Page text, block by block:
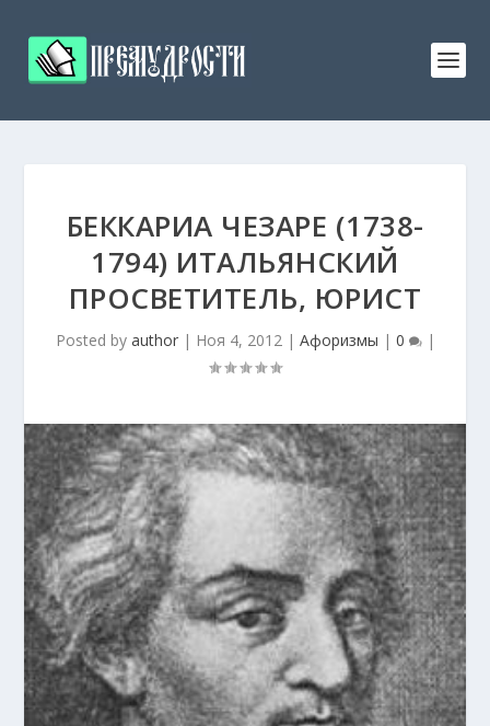
БЕККАРИА ЧЕЗАРЕ (1738-
1794) ИТАЛЬЯНСКИЙ
ПРОСВЕТИТЕЛЬ, ЮРИСТ
Posted by author| Ноя 4, 2012| Афоризмы | 0 |